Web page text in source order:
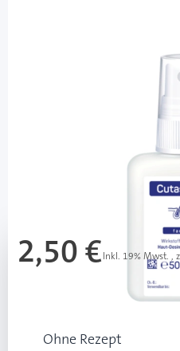
Cutasept F Sprüh-
PZN: 03917265 / Diashop.de
Lieferzeit 1-3 Werktage
2,50 €Inkl. 19% Mwst. ,
Rezeptart wählen
Ohne Rezept